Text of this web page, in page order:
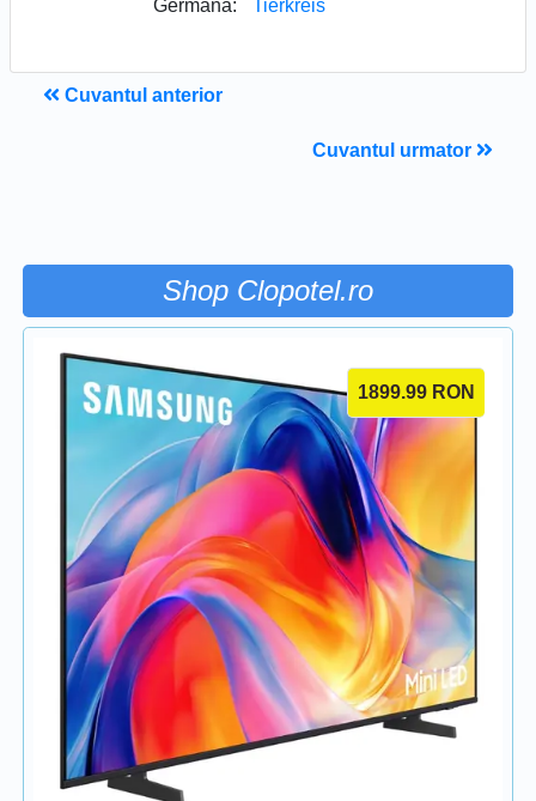
Germana: Tierkreis
Cuvantul anterior
Cuvantul urmator
Shop Clopotel.ro
1899.99 RON